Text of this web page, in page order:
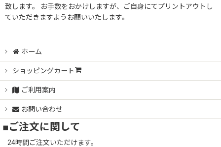
致します。 お手数をおかけしますが、ご自身にてプリントアウトし
ていただきますようお願いいたします。
ホーム
ショッピングカート
ご利用案内
お問い合わせ
■ご注文に関して
24時間ご注文いただけます。